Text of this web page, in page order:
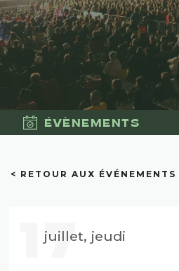
ÉVÈNEMENTS
< RETOUR AUX ÉVÉNEMENTS
17
juillet, jeudi